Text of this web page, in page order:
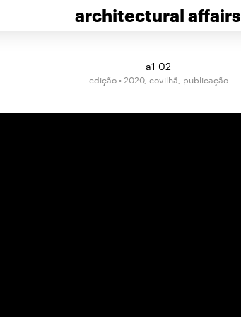
architectural affairs
a1 02
edição • 2020, covilhã, publicação